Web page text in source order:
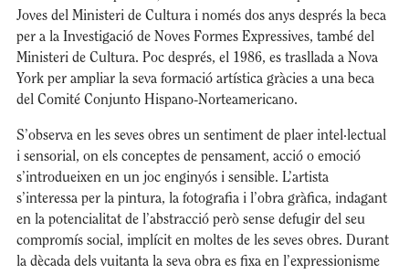
Joves del Ministeri de Cultura i només dos anys després la beca
per a la Investigació de Noves Formes Expressives, també del
Ministeri de Cultura. Poc després, el 1986, es trasllada a Nova
York per ampliar la seva formació artística gràcies a una beca
del Comité Conjunto Hispano-Norteamericano.
S’observa en les seves obres un sentiment de plaer intel·lectual
i sensorial, on els conceptes de pensament, acció o emoció
s’introdueixen en un joc enginyós i sensible. L’artista
s’interessa per la pintura, la fotografia i l’obra gràfica, indagant
en la potencialitat de l’abstracció però sense defugir del seu
compromís social, implícit en moltes de les seves obres. Durant
la dècada dels vuitanta la seva obra es fixa en l’expressionisme